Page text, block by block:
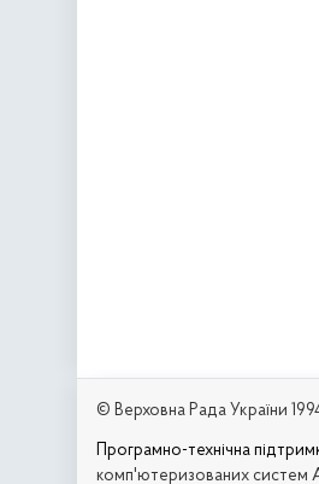
© Верховна Рада України
Програмно-технічна
комп'ютеризованих систем